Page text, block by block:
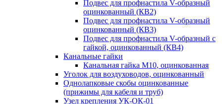
Подвес для профнастила V-образный
оцинкованный (КВ2)
Подвес для профнастила V-образный
оцинкованный (КВ3)
Подвес для профнастила V-образный с
гайкой, оцинкованный (КВ4)
Канальные гайки
Канальная гайка М10, оцинкованная
Уголок для воздуховодов, оцинкованный
Однолапковые скобы оцинкованные
(прижимы для кабеля и труб)
Узел крепления УК-ОК-01